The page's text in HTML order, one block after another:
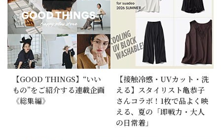
【GOOD THINGS】“いい
もの”をご紹介する連載企画
《総集編》
【接触冷感・UVカット・洗
える】スタイリスト亀恭子
さんコラボ！1枚で品よく映
える、夏の「即戦力・大人
の日常着」